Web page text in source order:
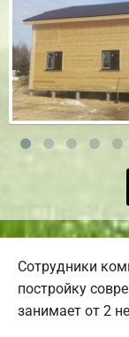
Сотрудники
постройку
занимает от 2